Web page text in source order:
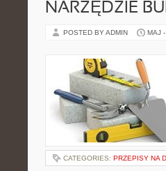
NARZĘDZIE
POSTED BY ADMIN MAJ
CATEGORIES: PRZEPISY NA